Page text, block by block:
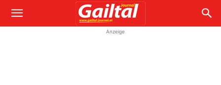
Anzeige